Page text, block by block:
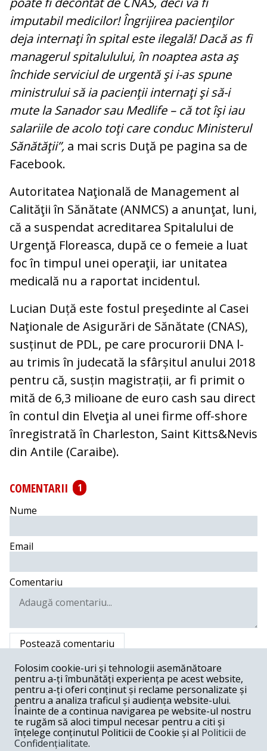
imputabil medicilor! Îngrijirea pacienţilor
deja internaţi în spital este ilegală! Dacă as fi
managerul spitalulului, în noaptea asta aş
închide serviciul de urgentă şi i-as spune
ministrului să ia pacienţii internaţi şi să-i
mute la Sanador sau Medlife – că tot îşi iau
salariile de acolo toţi care conduc Ministerul
Sănătăţii”, a mai scris Duţă pe pagina sa de
Facebook.
Autoritatea Naţională de Management al
Calităţii în Sănătate (ANMCS) a anunţat, luni,
că a suspendat acreditarea Spitalului de
Urgenţă Floreasca, după ce o femeie a luat
foc în timpul unei operaţii, iar unitatea
medicală nu a raportat incidentul.
Lucian Duță este fostul preşedinte al Casei
Naţionale de Asigurări de Sănătate (CNAS),
susținut de PDL, pe care procurorii DNA l-
au trimis în judecată la sfârșitul anului 2018
pentru că, susțin magistrații, ar fi primit o
mită de 6,3 milioane de euro cash sau direct
în contul din Elveţia al unei firme off-shore
înregistrată în Charleston, Saint Kitts&Nevis
din Antile (Caraibe).
COMENTARII
1
Nume
Email
Comentariu
Postează comentariu
ostap bender -01-03-2020
Una buna la inceput de an, domnul Lucian Duta dixit !!! ...
autorului materialului, spre improspatarea memoriei ... "
Fostul preşedinte al Casei Naţionale de Asigurări de
Sănătate (CNAS), Lucian Duţă de la PDL, ar fi primit o
mită de 6,3 milioane de euro cash sau direct în contul
din Elveţia al unei firme off-shore înregistrată în
Charleston, Saint Kitts&Nevis din Antile (Caraibe), se
Folosim cookie-uri și tehnologii asemănătoare
pentru a-ți îmbunătăți experiența pe acest website,
pentru a-ți oferi conținut și reclame personalizate și
pentru a analiza traficul și audiența website-ului.
Înainte de a continua navigarea pe website-ul nostru
te rugăm să aloci timpul necesar pentru a citi și
înțelege conținutul Politicii de Cookie și al Politicii de
Confidențialitate.